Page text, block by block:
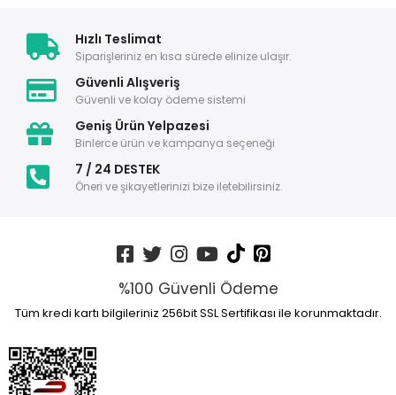
Hızlı Teslimat
Siparişleriniz en kısa sürede elinize ulaşır.
Güvenli Alışveriş
Güvenli ve kolay ödeme sistemi
Geniş Ürün Yelpazesi
Binlerce ürün ve kampanya seçeneği
7 / 24 DESTEK
Öneri ve şikayetlerinizi bize iletebilirsiniz.
%100 Güvenli Ödeme
Tüm kredi kartı bilgileriniz 256bit SSL Sertifikası ile korunmaktadır.